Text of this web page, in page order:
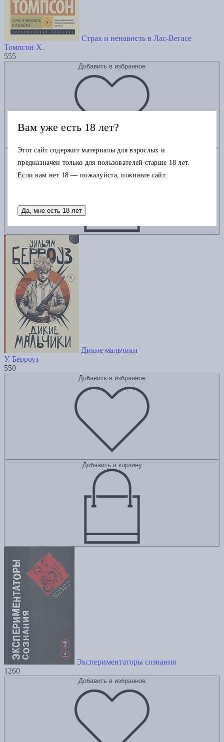
Страх и ненависть в Лас-Вегасе
Томпсон Х.
555
Добавить в избранное
Добавить в корзину
Дикие мальчики
У. Берроуз
550
Добавить в избранное
Добавить в корзину
Экспериментаторы сознания
1260
Добавить в избранное
Вам уже есть 18 лет?
Этот сайт содержит материалы для взрослых и
предназначен только для пользователей старше 18 лет.
Если вам нет 18 — пожалуйста, покиньте сайт.
Да, мне есть 18 лет